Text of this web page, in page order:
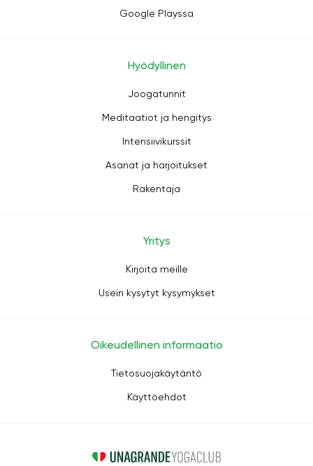
Google Playssa
Hyödyllinen
Joogatunnit
Meditaatiot ja hengitys
Intensiivikurssit
Asanat ja harjoitukset
Rakentaja
Yritys
Kirjoita meille
Usein kysytyt kysymykset
Oikeudellinen informaatio
Tietosuojakäytäntö
Käyttöehdot